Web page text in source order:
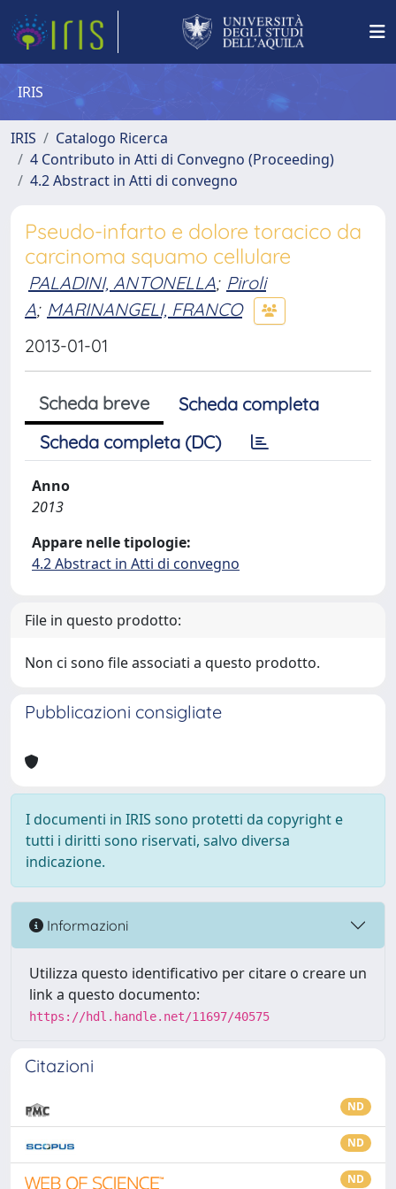
IRIS
IRIS
Catalogo Ricerca
4 Contributo in Atti di Convegno (Proceeding)
4.2 Abstract in Atti di convegno
Pseudo-infarto e dolore toracico da
carcinoma squamo cellulare
PALADINI, ANTONELLA; Piroli
A; MARINANGELI, FRANCO
2013-01-01
Scheda breve
Scheda completa
Scheda completa (DC)
Anno
2013
Appare nelle tipologie:
4.2 Abstract in Atti di convegno
File in questo prodotto:
Non ci sono file associati a questo prodotto.
Pubblicazioni consigliate
I documenti in IRIS sono protetti da copyright e
tutti i diritti sono riservati, salvo diversa
indicazione.
Informazioni
Utilizza questo identificativo per citare o creare un
link a questo documento:
https://hdl.handle.net/11697/40575
Citazioni
ND
ND
ND